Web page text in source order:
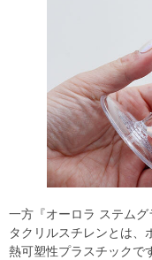
一方『オーロラ ステム
タクリルスチレンとは、
熱可塑性プラスチックで